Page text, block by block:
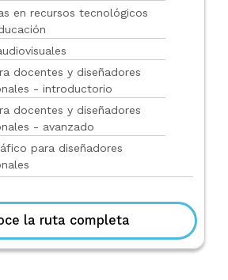
en recursos tecnológicos
docentes y diseñadores
- introductorio
docentes y diseñadores
- avanzado
para diseñadores
la ruta completa